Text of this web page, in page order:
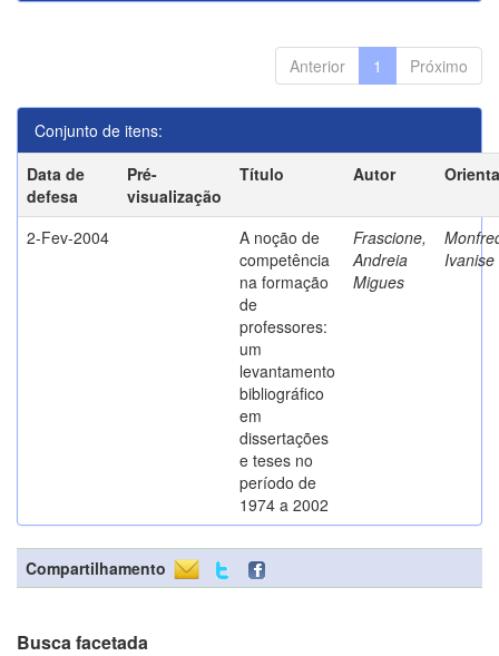
Anterior 1 Próximo
Conjunto de itens:
Data de
defesa
Pré-
visualização
Título Autor
2-Fev-2004
A noção de
competência
na formação
de
professores:
um
levantamento
bibliográfico
em
dissertações
e teses no
período de
1974 a 2002
Frascione,
Andreia
Migues
Ivanise
Compartilhamento
Busca facetada